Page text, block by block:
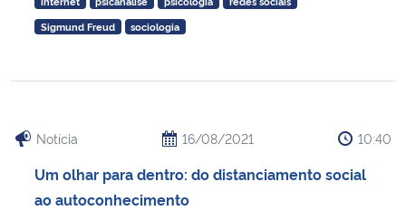
Sigmund Freud
sociologia
Notícia 16/08/2021 10:40
Um olhar para dentro: do distanciamento social
ao autoconhecimento